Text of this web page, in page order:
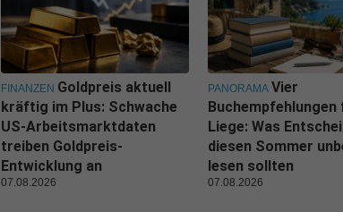
FINANZEN Goldpreis aktuell
kräftig im Plus: Schwache
US-Arbeitsmarktdaten
treiben Goldpreis-
Entwicklung an
07.08.2026
PANORAMA Vier
Buchempfehlungen
Liege: Was
diesen Sommer
lesen sollten
07.08.2026